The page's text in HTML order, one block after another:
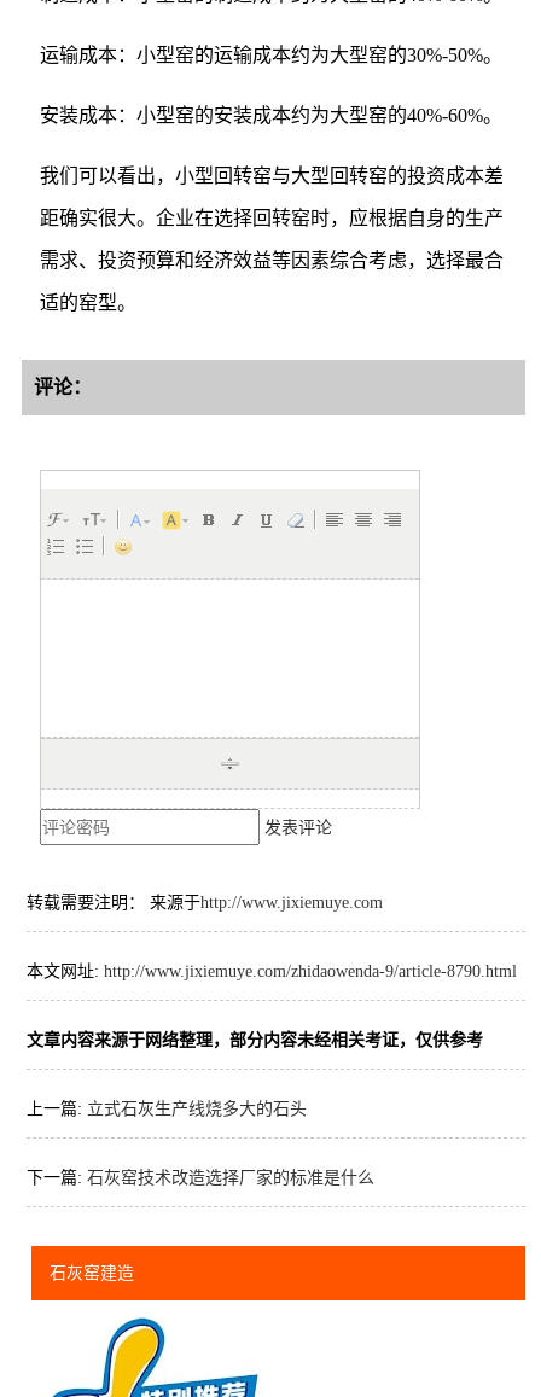
运输成本：小型窑的运输成本约为大型窑的30%-50%。
安装成本：小型窑的安装成本约为大型窑的40%-60%。
我们可以看出，小型回转窑与大型回转窑的投资成本差
距确实很大。企业在选择回转窑时，应根据自身的生产
需求、投资预算和经济效益等因素综合考虑，选择最合
适的窑型。
评论：
发表评论
转载需要注明： 来源于http://www.jixiemuye.com
本文网址: http://www.jixiemuye.com/zhidaowenda-9/article-8790.html
文章内容来源于网络整理，部分内容未经相关考证，仅供参考
上一篇: 立式石灰生产线烧多大的石头
下一篇: 石灰窑技术改造选择厂家的标准是什么
石灰窑建造